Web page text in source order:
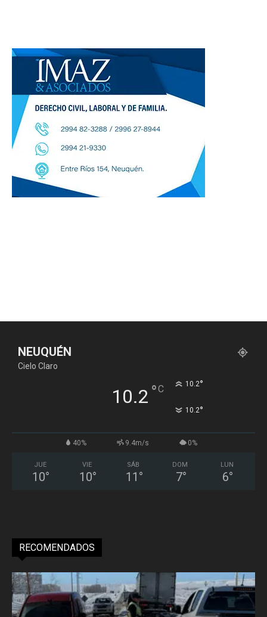
NEUQUÉN
Cielo Claro
10.2 °C 10.2°
10.2°
40% 9.4m/s 0%
JUE
10°
VIE
10°
SÁB
11 °
DOM
7°
LUN
6°
RECOMENDADOS